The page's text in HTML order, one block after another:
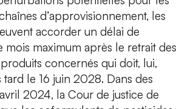
d’approvisionnement, les
accorder un délai de
mois maximum après le retrait des
concernés qui doit, lui,
le 16 juin 2028. Dans des
2024, la Cour de justice de